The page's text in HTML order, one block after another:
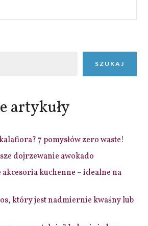
SZUKAJ
artykuły
7 pomysłów zero waste!
dojrzewanie awokado
kuchenne – idealne na
który jest nadmiernie kwaśny lub